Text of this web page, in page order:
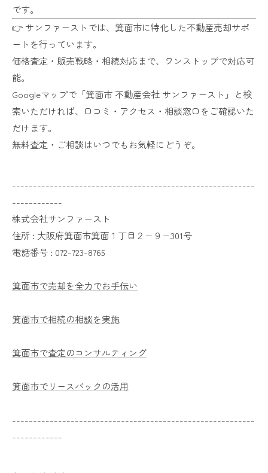
です。
👉 サンファーストでは、箕面市に特化した不動産売却サポ
ートを行っています。
価格査定・販売戦略・相続対応まで、ワンストップで対応可
能。
Googleマップで「箕面市 不動産会社 サンファースト」と検
索いただければ、口コミ・アクセス・相談窓口をご確認いた
だけます。
無料査定・ご相談はいつでもお気軽にどうぞ。
----------------------------------------------------------
------------
株式会社サンファースト
住所 : 大阪府箕面市箕面１丁目２−９−301号
電話番号 : 072-723-8765
箕面市で売却を全力でお手伝い
箕面市で相続の相談を実施
箕面市で査定のコンサルティング
箕面市でリースバックの活用
----------------------------------------------------------
------------